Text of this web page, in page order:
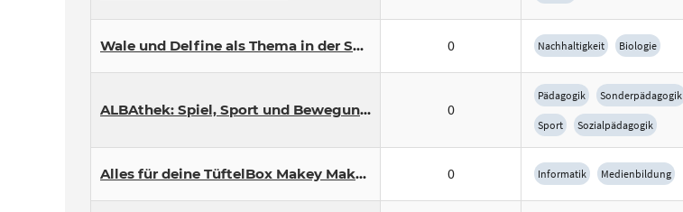
Wale und Delfine als Thema in der Schule 0 Nachhaltigkeit Biologie
ALBAthek: Spiel, Sport und Bewegung in Kita und Grundschule 0
Pädagogik Sonderpädagogik
Sport Sozialpädagogik
Alles für deine TüftelBox Makey Makey – Sprechendes Poster | TüftelAkademie 0 Informatik Medienbildung